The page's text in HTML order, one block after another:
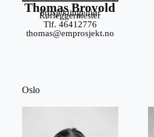
Thomas Brovold
Prosjektingeniør
Rørleggermester
Tlf. 46412776
thomas@emprosjekt.no
Oslo